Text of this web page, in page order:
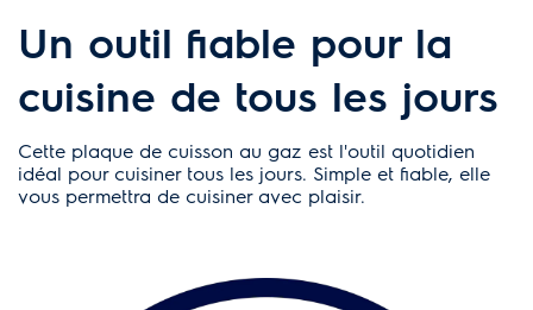
Un outil fiable pour la
cuisine de tous les jours
Cette plaque de cuisson au gaz est l'outil quotidien
idéal pour cuisiner tous les jours. Simple et fiable, elle
vous permettra de cuisiner avec plaisir.